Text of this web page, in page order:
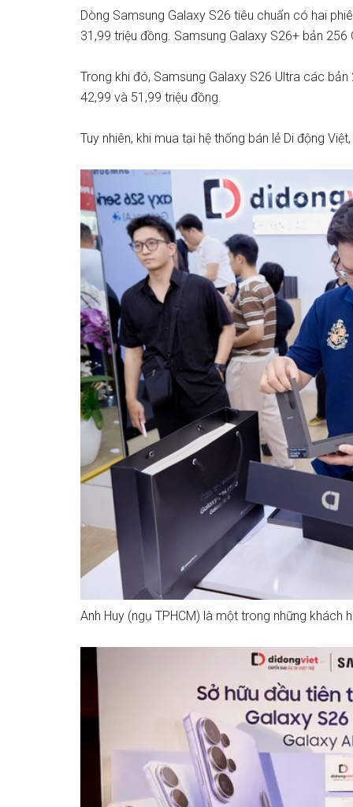
Dòng Samsung Galaxy S26 tiêu chuẩn có hai
31,99 triệu đồng. Samsung Galaxy S26+ bản
Trong khi đó, Samsung Galaxy S26 Ultra các
42,99 và 51,99 triệu đồng.
Tuy nhiên, khi mua tại hệ thống bán lẻ Di động
Anh Huy (ngụ TPHCM) là một trong những khách